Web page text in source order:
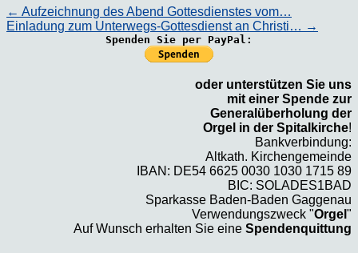
← Aufzeichnung des Abend Gottesdienstes vom…
Einladung zum Unterwegs-Gottesdienst an Christi… →
Spenden Sie per PayPal:
oder unterstützen Sie uns
mit einer Spende zur
Generalüberholung der
Orgel in der Spitalkirche!
Bankverbindung:
Altkath. Kirchengemeinde
IBAN: DE54 6625 0030 1030 1715 89
BIC: SOLADES1BAD
Sparkasse Baden-Baden Gaggenau
Verwendungszweck "Orgel "
Auf Wunsch erhalten Sie eine Spendenquittung